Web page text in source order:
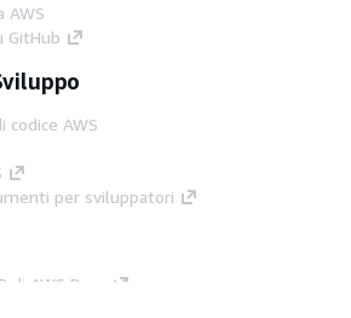
AWS
GitHub
codice AWS
per sviluppatori
di AWS Docs